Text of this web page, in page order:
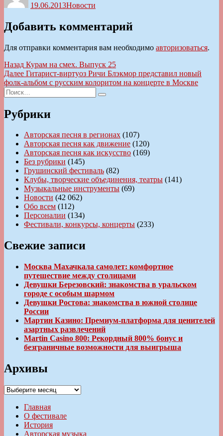
19.06.2013Новости
Добавить комментарий
Для отправки комментария вам необходимо авторизоваться.
Навигация
по
записям
Назад Предыдущая
запись:
Курам на смех. Выпуск 25
Далее Следующая
запись:
Гитарист-виртуоз Ричи Блэкмор представил новый
фолк-альбом с русским колоритом на концерте в Москве
Искать:
Поиск
Рубрики
Авторская песня в регионах (107)
Авторская песня как движение (120)
Авторская песня как искусство (169)
Без рубрики (145)
Грушинский фестиваль (82)
Клубы, творческие объединения, театры (141)
Музыкальные инструменты (69)
Новости (42 062)
Обо всем (112)
Персоналии (134)
Фестивали, конкурсы, концерты (233)
Свежие записи
Москва Махачкала самолет: комфортное
путешествие между столицами
Девушки Березовский: знакомства в уральском
городе с особым шармом
Девушки Ростова: знакомства в южной столице
России
Мартин Казино: Премиум-платформа для ценителей
азартных развлечений
Martin Casino 800: Рекордный 800% бонус и
безграничные возможности для выигрыша
Архивы
Архивы
Главная
О фестивале
История
Авторская музыка